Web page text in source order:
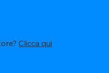
Clicca qui